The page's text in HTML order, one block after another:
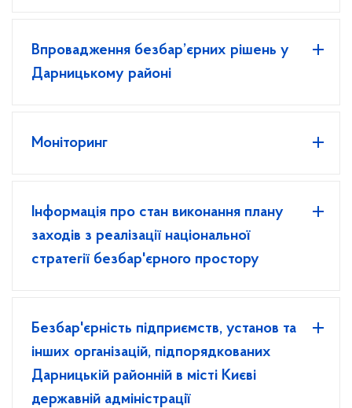
Впровадження безбар’єрних рішень у
Дарницькому районі
Моніторинг
Інформація про стан виконання плану
заходів з реалізації національної
стратегії безбар'єрного простору
Безбар'єрнiсть пiдприємств, установ та
iнших органiзацiй, пiдпорядкованих
Дарницькiй районнiй в місті Києвi
державнiй адмiнiстрацiї